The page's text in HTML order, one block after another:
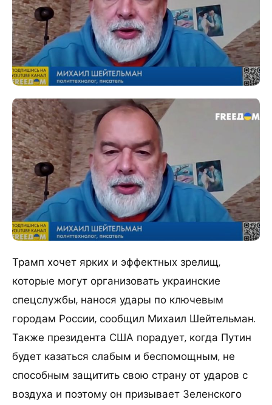
Трамп хочет ярких и эффектных зрелищ,
которые могут организовать украинские
спецслужбы, нанося удары по ключевым
городам России, сообщил Михаил Шейтельман.
Также президента США порадует, когда Путин
будет казаться слабым и беспомощным, не
способным защитить свою страну от ударов с
воздуха и поэтому он призывает Зеленского